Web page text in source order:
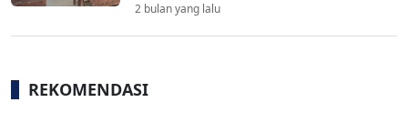
2 bulan yang lalu
REKOMENDASI